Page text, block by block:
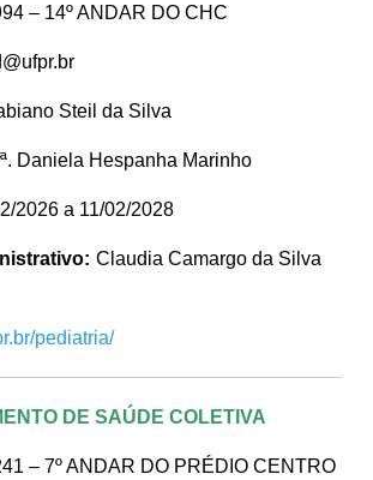
– 14º ANDAR DO CHC
Steil da Silva
Daniela Hespanha Marinho
2026 a 11/02/2028
Claudia Camargo da Silva
pediatria/
DE SAÚDE COLETIVA
– 7º ANDAR DO PRÉDIO CENTRO